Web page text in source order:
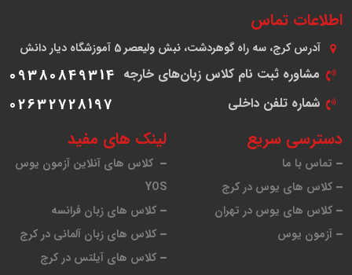
لینک های مفید
کلاس های آنلاین آزمون یوس
YOS
کلاس های زبان فرانسه
کلاس های زبان آلمانی در کرج
کلاس های آیلتس در کرج
دسترسی سریع
تماس با ما
کلاس های یوس در کرج
کلاس های یوس در تهران
آزمون یوس
اطلاعات تماس
آدرس کرج، سه راه گوهردشت، نبش ولیعصر 5 آموزشگاه دیار دانش
مشاوره ثبت نام کلاس زبان‌های خارجه 09380849314
شماره تلفن داخلی 02632728197